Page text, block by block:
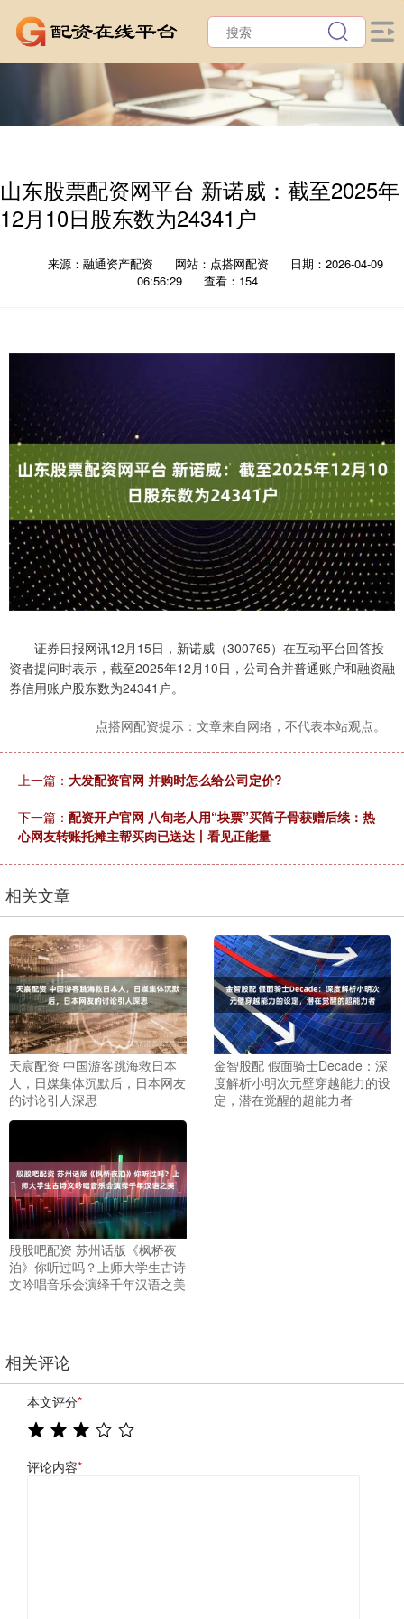
山东股票配资网平台 新诺威：截至2025年
12月10日股东数为24341户
来源：融通资产配资 网站：点搭网配资
日期：2026-04-09
06:56:29
查看：154
证券日报网讯12月15日，新诺威（300765）在互动平台回答投
资者提问时表示，截至2025年12月10日，公司合并普通账户和融资融
券信用账户股东数为24341户。
点搭网配资提示：文章来自网络，不代表本站观点。
上一篇： 大发配资官网 并购时怎么给公司定价?
下一篇： 配资开户官网 八旬老人用“块票”买筒子骨获赠后续：热
心网友转账托摊主帮买肉已送达丨看见正能量
相关文章
天宸配资 中国游客跳海救日本
人，日媒集体沉默后，日本网友
的讨论引人深思
金智股配 假面骑士Decade：深
度解析小明次元壁穿越能力的设
定，潜在觉醒的超能力者
股股吧配资 苏州话版《枫桥夜
泊》你听过吗？上师大学生古诗
文吟唱音乐会演绎千年汉语之美
相关评论
本文评分*
评论内容*